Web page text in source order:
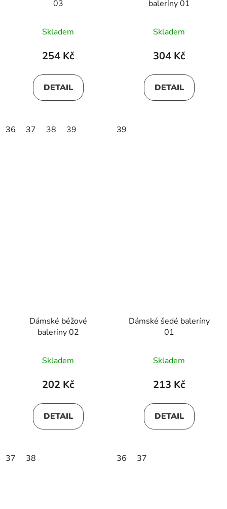
03
Skladem
254 Kč
DETAIL
36 37 38 39
baleríny 01
Skladem
304 Kč
DETAIL
39
Dámské béžové
baleríny 02
Skladem
202 Kč
DETAIL
37 38
Dámské šedé baleríny
01
Skladem
213 Kč
DETAIL
36 37